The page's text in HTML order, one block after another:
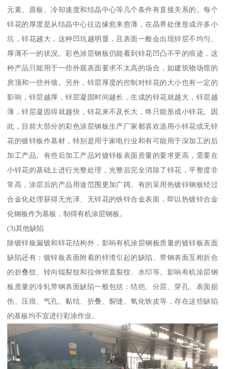
元素、原板、冷却速度和结晶中心等几个条件有直接关系的。每个
锌花的厚度是从结晶中心往边缘愈来愈薄，在晶界处便形成许多小
坑，锌花越大，这种凹坑越明显，且表面一般会出现锌层不均匀、
厚薄不一的状况。彩色涂层钢板仍能看到锌花凹凸不平的痕迹，这
种产品只能用于一些外观表面要求不太高的场合，如建筑物场馆的
房顶和一些外墙。另外，锌层厚度的控制对锌花的大小也有一定的
影响，锌层越厚，锌层凝固时间越长，生成的锌花就越大，锌层越
薄，锌层凝固得就越快，锌花来不及长大，终只能形成小锌花。因
此，目前大部分的彩色涂层钢板生产厂家都喜欢选用小锌花或无锌
花的镀锌板作基材，特别是用于家电行业和有可能用于深加工的后
加工产品。有些后加工产品对镀锌板表面质量的要求更高，需要在
小锌花的基础上进行光整处理，光整后完全消除了锌花，平整度非
常高，涂层后的产品用途范围更加广阔。有的采用热镀锌钢板经过
合金化处理获得无光泽、无锌花的铁锌合金表面，即以热镀锌合金
化钢板作为基板，制得有机涂层钢板。
(3)其他缺陷
除镀锌板漏镀和锌花结构外，影响有机涂层钢板质量的镀锌板表面
缺陷还有：镀锌板表面附着的锌渣引起的缺陷、带钢表面互相折合
的折叠纹、转向辊裂纹和拉伸矫直裂纹、水印等。影响有机涂层钢
板质量的冷轧带钢表面缺陷一般包括：结疤、分层、穿孔、表面损
伤、压痕、气孔、黏结、折叠、裂缝、氧化铁皮等，存在这些缺陷
的基板均不宜进行彩涂作业。